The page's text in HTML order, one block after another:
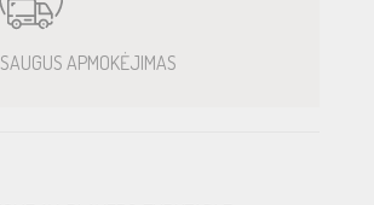
APMOKĖJIMAS